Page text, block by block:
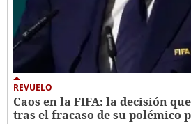
REVUELO
Caos en la FIFA: la decisión
tras el fracaso de su polémico